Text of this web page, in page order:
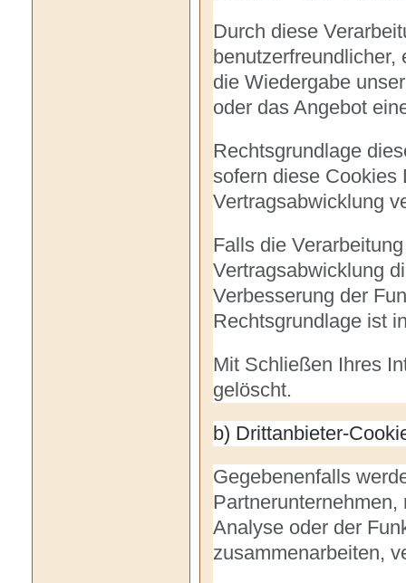
Durch diese
benutzerfreundlicher,
die Wiedergabe
oder das Angebot
Rechtsgrundlage
sofern diese Cookies
Vertragsabwicklung
Falls die
Vertragsabwicklung
Verbesserung der
Rechtsgrundlage ist
Mit Schließen Ihres
gelöscht.
b) Drittanbieter-
Gegebenenfalls
Analyse oder der
zusammenarbeiten,